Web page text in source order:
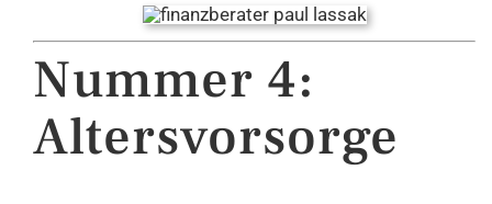
Nummer 4:
Altersvorsorge